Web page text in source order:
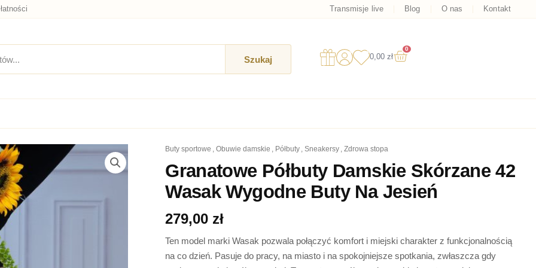
Transmisje live Blog O nas Kontakt
Szukaj 0,00 zł
0
Wózek
buty sportowe , obuwie damskie , półbuty , sneakersy , zdrowa stopa
Granatowe Półbuty Damskie Skórzane 42
Wasak Wygodne Buty Na Jesień
279,00 zł
Ten model marki Wasak pozwala połączyć komfort i miejski charakter z funkcjonalnością
na co dzień. Pasuje do pracy, na miasto i na spokojniejsze spotkania, zwłaszcza gdy
ilość
Półbuty
Damskie
Skórzane
42
Wasak
Wygodne